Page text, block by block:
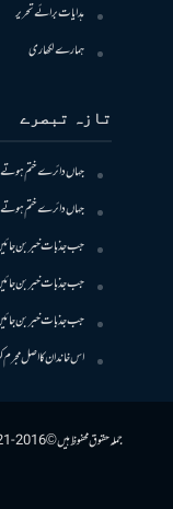
ہدایات برائے تحریر
ہمارے لکھاری
تازہ تبصرے
جہاں دائرے ختم ہوتے
جہاں دائرے ختم ہوتے
جب جذبات خبر بن
جب جذبات خبر بن
جب جذبات خبر بن
اس خاندان کا اصل مجرم
جملہ حقوق محفوظ ہیں © 2016-2021 دلیل (ڈاٹ پی کے)۔